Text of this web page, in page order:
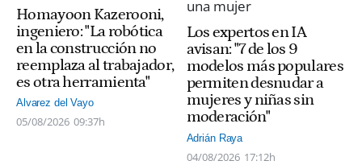
Homayoon Kazerooni,
ingeniero: "La robótica
en la construcción no
reemplaza al trabajador,
es otra herramienta"
Alvarez del Vayo
05/08/2026 09:37h
Los expertos en IA
avisan: "7 de los 9
modelos más populares
permiten desnudar a
mujeres y niñas sin
moderación"
Adrián Raya
04/08/2026 17:12h